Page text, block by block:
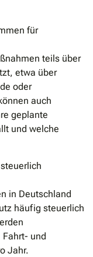
für
teils über
etwa über
oder
auch
geplante
und welche
in Deutschland
häufig steuerlich
und
Jahr.